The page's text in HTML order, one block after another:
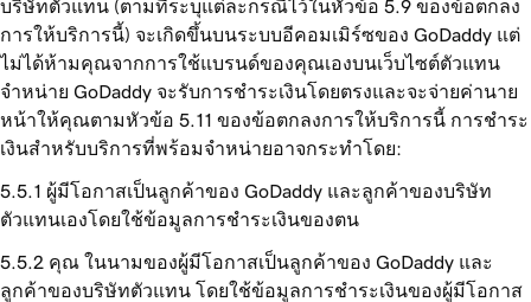
บริษัทตัวแทน (ตามที่ระบุแต่ละกรณีไว้ในหัวข้อ 5.9 ของข้อตกลง
การให้บริการนี้) จะเกิดขึ้นบนระบบอีคอมเมิร์ซของ GoDaddy แต่
ไม่ได้ห้ามคุณจากการใช้แบรนด์ของคุณเองบนเว็บไซต์ตัวแทน
จำหน่าย GoDaddy จะรับการชำระเงินโดยตรงและจะจ่ายค่านาย
หน้าให้คุณตามหัวข้อ 5.11 ของข้อตกลงการให้บริการนี้ การชำระ
เงินสำหรับบริการที่พร้อมจำหน่ายอาจกระทำโดย:
ผู้มีโอกาสเป็นลูกค้าของ GoDaddy และลูกค้าของบริษัท
ตัวแทนเองโดยใช้ข้อมูลการชำระเงินของตน
คุณ ในนามของผู้มีโอกาสเป็นลูกค้าของ GoDaddy และ
ลูกค้าของบริษัทตัวแทน โดยใช้ข้อมูลการชำระเงินของผู้มีโอกาส